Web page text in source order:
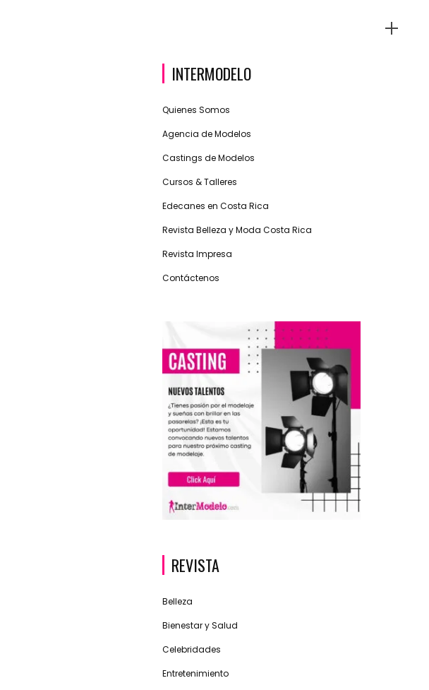
INTERMODELO
Quienes Somos
Agencia de Modelos
Castings de Modelos
Cursos & Talleres
Edecanes en Costa Rica
Revista Belleza y Moda Costa Rica
Revista Impresa
Contáctenos
REVISTA
Belleza
Bienestar y Salud
Celebridades
Entretenimiento